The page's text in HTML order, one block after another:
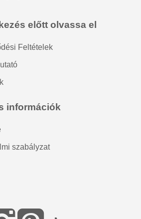
előtt olvassa el
Feltételek
információk
szabályzat